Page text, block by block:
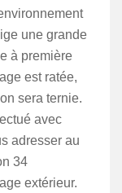
une grande
à première
est ratée,
sera ternie.
avec
adresser au
34
extérieur.